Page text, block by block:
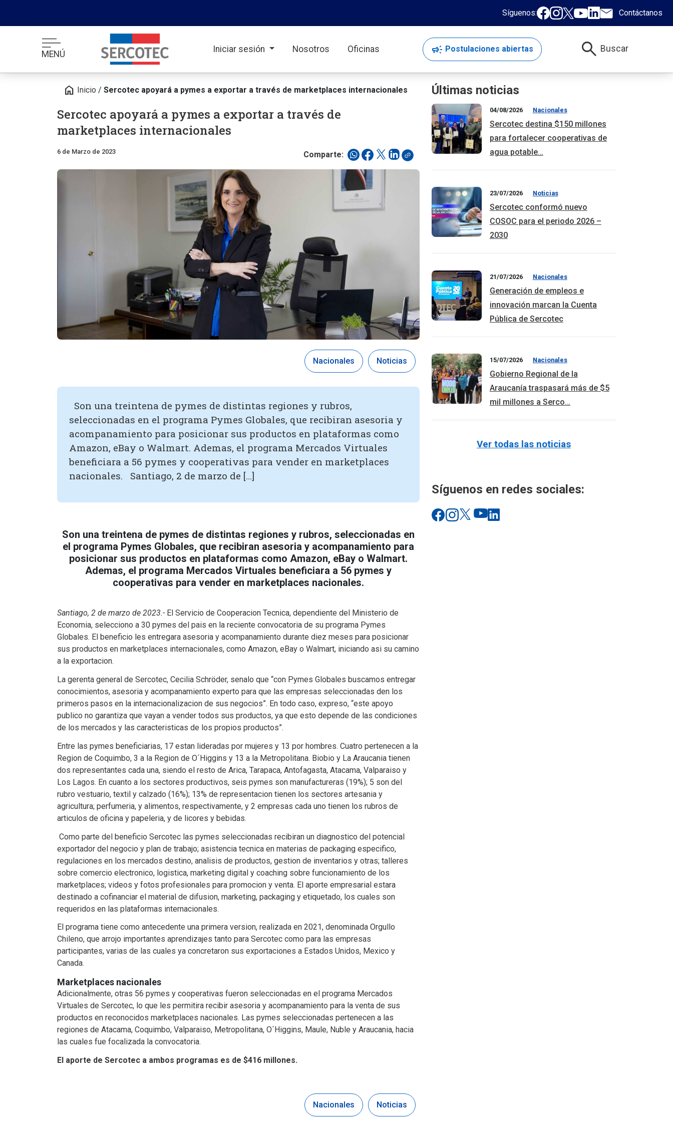
Síguenos: Contáctanos
MENÚ Iniciar sesión Nosotros Oficinas campaign Postulaciones abiertas search Buscar
home Inicio / Sercotec apoyará a pymes a exportar a través de marketplaces internacionales
Sercotec apoyará a pymes a exportar a través de
marketplaces internacionales
6 de Marzo de 2023 Comparte:
Nacionales Noticias
Son una treintena de pymes de distintas regiones y rubros,
seleccionadas en el programa Pymes Globales, que recibiran asesoria y
acompanamiento para posicionar sus productos en plataformas como
Amazon, eBay o Walmart. Ademas, el programa Mercados Virtuales
beneficiara a 56 pymes y cooperativas para vender en marketplaces
nacionales. Santiago, 2 de marzo de […]
Son una treintena de pymes de distintas regiones y rubros, seleccionadas en
el programa Pymes Globales, que recibiran asesoria y acompanamiento para
posicionar sus productos en plataformas como Amazon, eBay o Walmart.
Ademas, el programa Mercados Virtuales beneficiara a 56 pymes y
cooperativas para vender en marketplaces nacionales.
Santiago, 2 de marzo de 2023.- El Servicio de Cooperacion Tecnica, dependiente del Ministerio de
Economia, selecciono a 30 pymes del pais en la reciente convocatoria de su programa Pymes
Globales. El beneficio les entregara asesoria y acompanamiento durante diez meses para posicionar
sus productos en marketplaces internacionales, como Amazon, eBay o Walmart, iniciando asi su camino
a la exportacion.
La gerenta general de Sercotec, Cecilia Schröder, senalo que “con Pymes Globales buscamos entregar
conocimientos, asesoria y acompanamiento experto para que las empresas seleccionadas den los
primeros pasos en la internacionalizacion de sus negocios”. En todo caso, expreso, “este apoyo
publico no garantiza que vayan a vender todos sus productos, ya que esto depende de las condiciones
de los mercados y las caracteristicas de los propios productos”.
Entre las pymes beneficiarias, 17 estan lideradas por mujeres y 13 por hombres. Cuatro pertenecen a la
Region de Coquimbo, 3 a la Region de O´Higgins y 13 a la Metropolitana. Biobio y La Araucania tienen
dos representantes cada una, siendo el resto de Arica, Tarapaca, Antofagasta, Atacama, Valparaiso y
Los Lagos. En cuanto a los sectores productivos, seis pymes son manufactureras (19%); 5 son del
rubro vestuario, textil y calzado (16%); 13% de representacion tienen los sectores artesania y
agricultura; perfumeria, y alimentos, respectivamente, y 2 empresas cada uno tienen los rubros de
articulos de oficina y papeleria, y de licores y bebidas.
Como parte del beneficio Sercotec las pymes seleccionadas recibiran un diagnostico del potencial
exportador del negocio y plan de trabajo; asistencia tecnica en materias de packaging especifico,
regulaciones en los mercados destino, analisis de productos, gestion de inventarios y otras; talleres
sobre comercio electronico, logistica, marketing digital y coaching sobre funcionamiento de los
marketplaces; videos y fotos profesionales para promocion y venta. El aporte empresarial estara
destinado a cofinanciar el material de difusion, marketing, packaging y etiquetado, los cuales son
requeridos en las plataformas internacionales.
El programa tiene como antecedente una primera version, realizada en 2021, denominada Orgullo
Chileno, que arrojo importantes aprendizajes tanto para Sercotec como para las empresas
participantes, varias de las cuales ya concretaron sus exportaciones a Estados Unidos, Mexico y
Canada.
Marketplaces nacionales
Adicionalmente, otras 56 pymes y cooperativas fueron seleccionadas en el programa Mercados
Virtuales de Sercotec, lo que les permitira recibir asesoria y acompanamiento para la venta de sus
productos en reconocidos marketplaces nacionales. Las pymes seleccionadas pertenecen a las
regiones de Atacama, Coquimbo, Valparaiso, Metropolitana, O´Higgins, Maule, Nuble y Araucania, hacia
las cuales fue focalizada la convocatoria.
El aporte de Sercotec a ambos programas es de $416 millones.
Nacionales Noticias
Últimas noticias
04/08/2026 Nacionales
Sercotec destina $150 millones
para fortalecer cooperativas de
agua potable…
23/07/2026 Noticias
Sercotec conformó nuevo
COSOC para el periodo 2026 –
2030
21/07/2026 Nacionales
Generación de empleos e
innovación marcan la Cuenta
Pública de Sercotec
15/07/2026 Nacionales
Gobierno Regional de la
Araucanía traspasará más de $5
mil millones a Serco…
Ver todas las noticias
Síguenos en redes sociales: